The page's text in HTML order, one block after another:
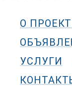
О
УСЛУГИ